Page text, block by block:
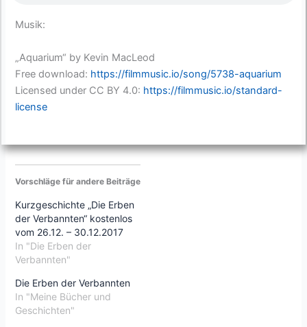
Musik:
„Aquarium“ by Kevin MacLeod
Free download: https://filmmusic.io/song/5738-aquarium
Licensed under CC BY 4.0: https://filmmusic.io/standard-
license
Vorschläge für andere Beiträge
Kurzgeschichte „Die Erben
der Verbannten“ kostenlos
vom 26.12. – 30.12.2017
In "Die Erben der
Verbannten"
Die Erben der Verbannten
In "Meine Bücher und
Geschichten"